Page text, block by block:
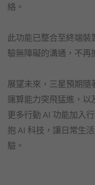
絡。
此功能已整合至終端
驗無障礙的溝通，不再
展望未來，三星預期隨
運算能力突飛猛進，
更多行動 AI 功能加入
抱 AI 科技，讓日常生
驗。